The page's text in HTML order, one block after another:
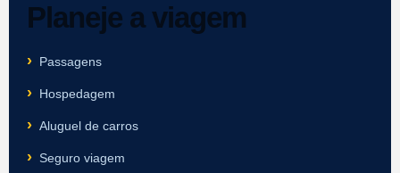
Planeje a viagem
Passagens
Hospedagem
Aluguel de carros
Seguro viagem